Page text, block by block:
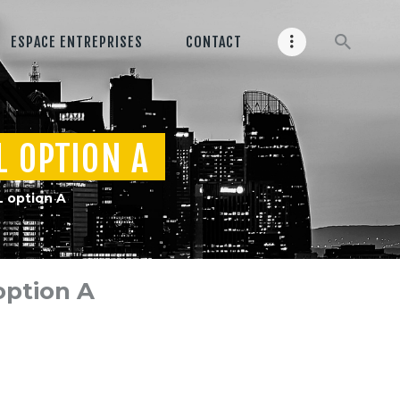
ESPACE ENTREPRISES CONTACT
OPTION A
option A
A